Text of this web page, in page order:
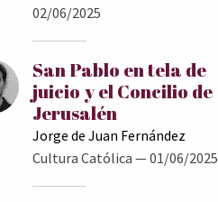
02/06/2025
San Pablo en tela de
juicio y el Concilio de
Jerusalén
Jorge de Juan Fernández
Cultura Católica — 01/06/2025